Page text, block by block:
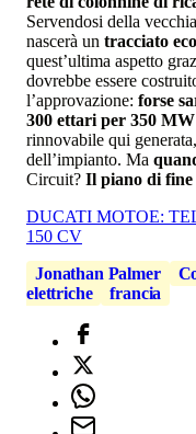
Servendosi della
nascerà un tracciato
quest’ultima aspetto
dovrebbe essere
l’approvazione: forse
300 ettari per 350
rinnovabile qui
dell’impianto. Ma
Circuit? Il piano di fine
DUCATI MOTOE:
150 CV
Jonathan Palmer
elettriche
francia